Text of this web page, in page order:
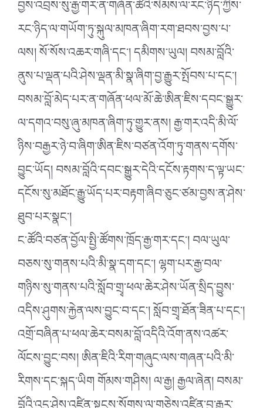
བྱས་འབྲས་སུ་རྒྱ་གར་ན་གཞོན་ཚོའི་སེམས་ལ་རང་ཉིད་ཀྱིས་
རང་ཉིད་ལ་གཡོག་ཏུ་སྐུལ་མཁན་ཞིག་རག་ཐབས་བྱས་པ་
ལས། སོ་སོས་འཆར་གཞི་དང་། དམིགས་ཡུལ། བསམ་བློའི་
ནུས་པ་ལྡན་པའི་ཤེས་ལྡན་མི་སྣ་ཞིག་བྱ་རྒྱུར་སྤོབས་པ་དང་།
བསམ་བློ་མེད་པར་ན་གཞོན་ཕལ་མོ་ཆེ་ཨིན་ཇིས་དབང་སྒྱུར་
ལ་དགའ་བསུ་ཞུ་མཁན་ཞིག་ཏུ་གྱུར་ནས། རྒྱ་གར་འདི་མི་ལོ་
ཉིས་བརྒྱར་ཉེ་བ་ཞིག་ཨིན་ཇིས་བཙན་འོག་ཏུ་གནས་དགོས་
བྱུང་ཡོད། བསམ་བློའི་དབང་སྒྱུར་དེའི་དངོས་རྟགས་ད་ལྟ་ཡང་
དངོས་སུ་མཐོང་རྒྱུ་ཡོད་པར་བརྟག་ཞིབ་ཅུང་ཙམ་བྱས་ན་ཤེས་
ཐུབ་པར་སྣང་།
ང་ཚོའི་བཙན་བྱོལ་སྤྱི་ཚོགས་ཁྲོད་རྒྱ་གར་དང་། བལ་ཡུལ་
བཅས་སུ་གནས་པའི་མི་སྣ་དག་དང་། ལྷག་པར་རྒྱ་བལ་
གཉིས་སུ་གནས་པའི་སློབ་གྲྭ་ཕལ་ཆེར་ཤེས་ཡོན་སྲིད་བྱུས་
འདིས་ཤུགས་རྐྱེན་ལས་བྱུང་བ་དང་། སློབ་གྲྭ་ཐོན་ཟིན་པ་དང་།
འགྲོ་བཞིན་པ་ཕལ་ཆེར་བསམ་བློ་འདིའི་འོག་ནས་འཚར་
ལོངས་བྱུང་བས། ཨིན་ཇིའི་རིག་གཞུང་ལས་གཞན་པའི་མི་
རིགས་དང་སྐད་ཡིག གོམས་གཤིས། ལ་རྒྱ། རྒྱལ་ཞེན། བསམ་